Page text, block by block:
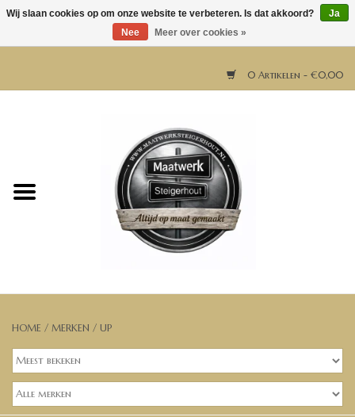
0 Artikelen - €0,00
Horeca meubels
Bartafels
Banken, stoelen &
(Bar)krukken
HOME / MERKEN / UP
Wij slaan cookies op om onze website te verbeteren. Is dat akkoord?
Ja
Nee
Meer over cookies »